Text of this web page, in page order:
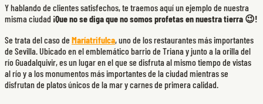
Y hablando de clientes satisfechos, te traemos aquí un ejemplo de nuestra
misma ciudad ¡Que no se diga que no somos profetas en nuestra tierra 😉!
Se trata del caso de Maríatrifulca, uno de los restaurantes más importantes
de Sevilla. Ubicado en el emblemático barrio de Triana y junto a la orilla del
río Guadalquivir, es un lugar en el que se disfruta al mismo tiempo de vistas
al río y a los monumentos más importantes de la ciudad mientras se
disfrutan de platos únicos de la mar y carnes de primera calidad.